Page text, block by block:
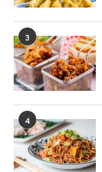
3
4